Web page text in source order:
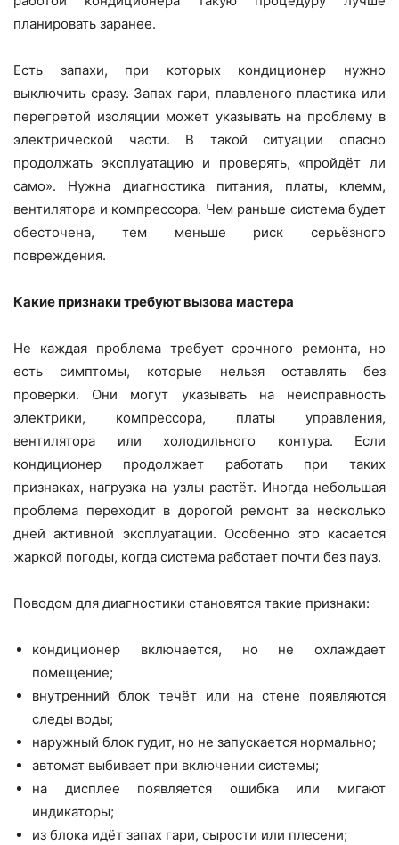
планировать заранее.
Есть запахи, при которых кондиционер нужно
выключить сразу. Запах гари, плавленого пластика или
перегретой изоляции может указывать на проблему в
электрической части. В такой ситуации опасно
продолжать эксплуатацию и проверять, «пройдёт ли
само». Нужна диагностика питания, платы, клемм,
вентилятора и компрессора. Чем раньше система будет
обесточена, тем меньше риск серьёзного
повреждения.
Какие признаки требуют вызова мастера
Не каждая проблема требует срочного ремонта, но
есть симптомы, которые нельзя оставлять без
проверки. Они могут указывать на неисправность
электрики, компрессора, платы управления,
вентилятора или холодильного контура. Если
кондиционер продолжает работать при таких
признаках, нагрузка на узлы растёт. Иногда небольшая
проблема переходит в дорогой ремонт за несколько
дней активной эксплуатации. Особенно это касается
жаркой погоды, когда система работает почти без пауз.
Поводом для диагностики становятся такие признаки:
кондиционер включается, но не охлаждает
помещение;
внутренний блок течёт или на стене появляются
следы воды;
наружный блок гудит, но не запускается нормально;
автомат выбивает при включении системы;
на дисплее появляется ошибка или мигают
индикаторы;
из блока идёт запах гари, сырости или плесени;